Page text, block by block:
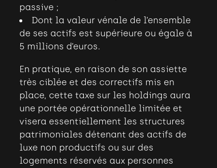
passive ;
Dont la valeur vénale de l’ensemble
de ses actifs est supérieure ou égale à
5 millions d’euros.
En pratique, en raison de son assiette
très ciblée et des correctifs mis en
place, cette taxe sur les holdings aura
une portée opérationnelle limitée et
visera essentiellement les structures
patrimoniales détenant des actifs de
luxe non productifs ou sur des
logements réservés aux personnes